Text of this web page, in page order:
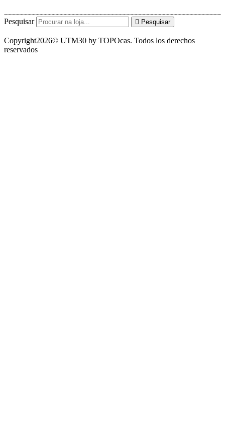
Pesquisar Pesquisar
Copyright2026© UTM30 by TOPOcas. Todos los derechos
reservados